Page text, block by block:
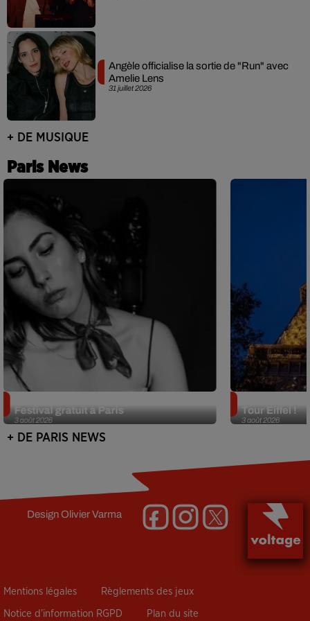
31 juillet 2026
Angèle officialise la sortie de "Run" avec
Amelie Lens
+ DE MUSIQUE
Paris News
3 août 2026
Festival gratuit à Paris
3 août 2026
Tour Eiffel !
+ DE PARIS NEWS
DesignOlivier Varma
Mentions légales Règlements des jeux
Notice d’information RGPD Plan du site